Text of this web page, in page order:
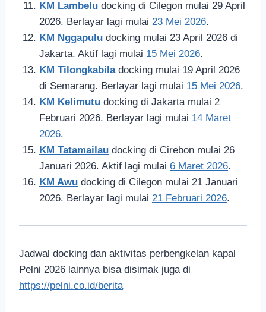
KM Lambelu docking di Cilegon mulai 29 April
2026. Berlayar lagi mulai 23 Mei 2026.
KM Nggapulu docking mulai 23 April 2026 di
Jakarta. Aktif lagi mulai 15 Mei 2026.
KM Tilongkabiladocking mulai 19 April 2026
di Semarang. Berlayar lagi mulai 15 Mei 2026.
KM Kelimutu docking di Jakarta mulai 2
Februari 2026. Berlayar lagi mulai 14 Maret
2026.
KM Tatamailau docking di Cirebon mulai 26
Januari 2026. Aktif lagi mulai 6 Maret 2026.
KM Awu docking di Cilegon mulai 21 Januari
2026. Berlayar lagi mulai 21 Februari 2026.
Jadwal docking dan aktivitas perbengkelan kapal
Pelni 2026 lainnya bisa disimak juga di
https://pelni.co.id/berita